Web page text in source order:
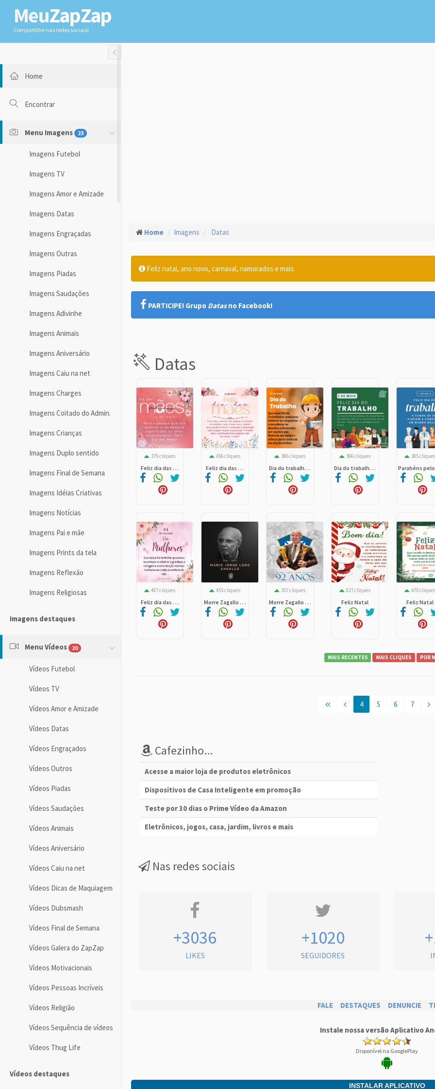
MeuZapZap
Compartilhe nas redes sociais!
Toggle Fullwidth
Home
Encontrar
Menu Imagens 23
Imagens Futebol
Imagens TV
Imagens Amor e Amizade
Imagens Datas
Imagens Engraçadas
Imagens Outras
Imagens Piadas
Imagens Saudações
Imagens Adivinhe
Imagens Animais
Imagens Aniversário
Imagens Caiu na net
Imagens Charges
Imagens Coitado do Admin.
Imagens Crianças
Imagens Duplo sentido
Imagens Final de Semana
Imagens Idéias Criativas
Imagens Notícias
Imagens Pai e mãe
Imagens Prints da tela
Imagens Reflexão
Imagens Religiosas
Imagens destaques
Menu Vídeos 20
Vídeos Futebol
Vídeos TV
Vídeos Amor e Amizade
Vídeos Datas
Vídeos Engraçados
Vídeos Outros
Vídeos Piadas
Vídeos Saudações
Vídeos Animais
Vídeos Aniversário
Vídeos Caiu na net
Vídeos Dicas de Maquiagem
Vídeos Dubsmash
Vídeos Final de Semana
Vídeos Galera do ZapZap
Vídeos Motivacionais
Vídeos Pessoas Incríveis
Vídeos Religião
Vídeos Sequência de vídeos
Vídeos Thug Life
Vídeos destaques
Home Imagens Datas
Feliz natal, ano novo, carnaval, namorados e mais.
PARTICIPE! Grupo Datasno Facebook!
Datas
379 cliques
Feliz dia das . . .
456 cliques
Feliz dia das . . .
386 cliques
Dia do trabalh. . .
366 cliques
Dia do trabalh. . .
385 cliques
Parabéns
487 cliques
Feliz dia das . . .
455 cliques
Morre Zagallo . . .
357 cliques
Morre Zagallo . . .
827 cliques
Feliz Natal
470 cliques
Feliz Natal
MAIS RECENTES MAIS CLIQUES POR
4 5 6 7
Cafezinho...
Acesse a maior loja de produtos eletrônicos
Dispositivos de Casa Inteligente em promoção
Teste por 30 dias o Prime Vídeo da Amazon
Eletrônicos, jogos, casa, jardim, livros e mais
Nas redes sociais
+3036
LIKES
+1020
SEGUIDORES
FALE DESTAQUES DENUNCIE
Instale nossa versão Aplicativo
Disponível na GooglePlay
INSTALAR APLICATIVO